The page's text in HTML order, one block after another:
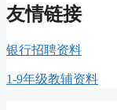
友情链接
银行招聘资料
1-9年级教辅资料